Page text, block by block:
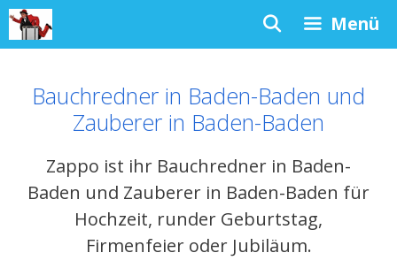
Zum
Inhalt
Menü
Bauchredner in Baden-Baden und
Zauberer in Baden-Baden
Zappo ist ihr Bauchredner in Baden-
Baden und Zauberer in Baden-Baden für
Hochzeit, runder Geburtstag,
Firmenfeier oder Jubiläum.